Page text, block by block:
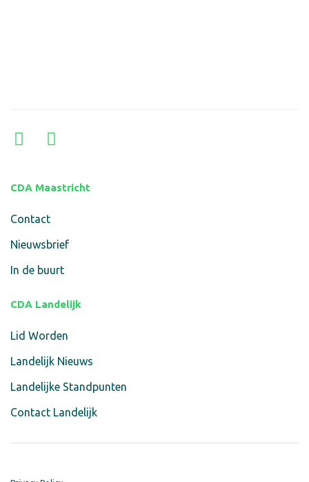
CDA Maastricht
Contact
Nieuwsbrief
In de buurt
CDA Landelijk
Lid Worden
Landelijk Nieuws
Landelijke Standpunten
Contact Landelijk